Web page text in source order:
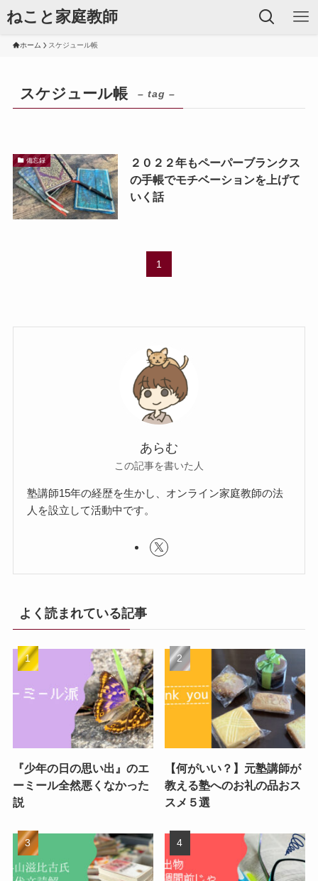
ねこと家庭教師
ホーム スケジュール帳
スケジュール帳 – tag –
備忘録
２０２２年もペーパーブランクス
の手帳でモチベーションを上げて
いく話
1
あらむ
この記事を書いた人
塾講師15年の経歴を生かし、オンライン家庭教師の法
人を設立して活動中です。
よく読まれている記事
『少年の日の思い出』のエ
ーミール全然悪くなかった
説
【何がいい？】元塾講師が
教える塾へのお礼の品おス
スメ５選